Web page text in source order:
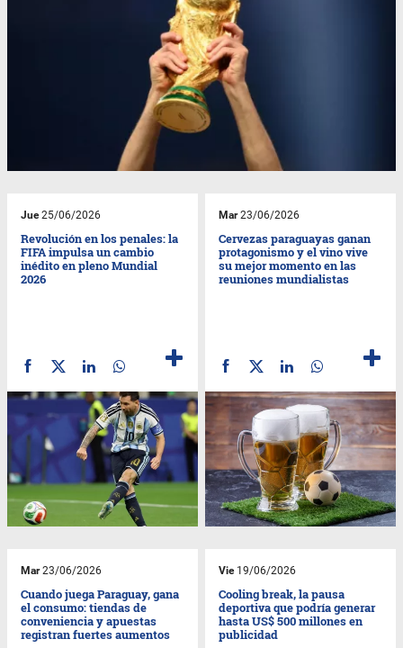
Jue25/06/2026
Revolución en los penales: la
FIFA impulsa un cambio
inédito en pleno Mundial
2026
Mar23/06/2026
Cervezas paraguayas ganan
protagonismo y el vino vive
su mejor momento en las
reuniones mundialistas
Mar23/06/2026
Cuando juega Paraguay, gana
el consumo: tiendas de
conveniencia y apuestas
registran fuertes aumentos
Vie19/06/2026
Cooling break, la pausa
deportiva que podría generar
hasta US$ 500 millones en
publicidad